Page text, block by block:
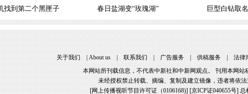
找到第二个黑匣子 春日盐湖变“玫瑰湖” 巨型白钻取
关于我们 | About u | 联系我们 | 广告服务 | 供稿服务 | 法律
本网站所刊载信息，不代表中新社和中新网观点。 刊用本网站
未经授权禁止转载、摘编、复制及建立镜像，违者将依
[网上传播视听节目许可证（0106168)] [京ICP证040655号] 总